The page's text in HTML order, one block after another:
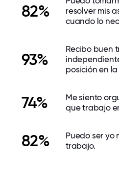
82%
resolver mis
cuando lo
93%
Recibo buen
posición en
74%
Me siento
que trabajo
82%
Puedo ser yo
trabajo.